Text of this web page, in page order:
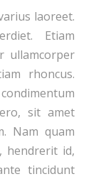
laoreet.
Etiam
ullamcorper
rhoncus.
sit amet
Nam quam
hendrerit id,
tincidunt